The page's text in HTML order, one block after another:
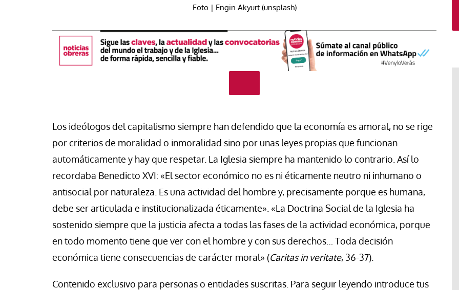
Foto | Engin Akyurt (unsplash)
Los ideólogos del capitalismo siempre han defendido que la economía es amoral, no se rige
por criterios de moralidad o inmoralidad sino por unas leyes propias que funcionan
automáticamente y hay que respetar. La Iglesia siempre ha mantenido lo contrario. Así lo
recordaba Benedicto XVI: «El sector económico no es ni éticamente neutro ni inhumano o
antisocial por naturaleza. Es una actividad del hombre y, precisamente porque es humana,
debe ser articulada e institucionalizada éticamente». «La Doctrina Social de la Iglesia ha
sostenido siempre que la justicia afecta a todas las fases de la actividad económica, porque
en todo momento tiene que ver con el hombre y con sus derechos… Toda decisión
económica tiene consecuencias de carácter moral» (Caritas in veritate, 36-37).
Contenido exclusivo para personas o entidades suscritas. Para seguir leyendo introduce tus
trabajador de la
Popular de Argentina:
el Estado se retira o
los movimientos
#EstáPasando
León XIV visitará Uruguay,
noviembre
#EstáPasando
“Aquí se está defendiendo la
democracia” afirma Roberto
resiste el desalojo de Spin Time